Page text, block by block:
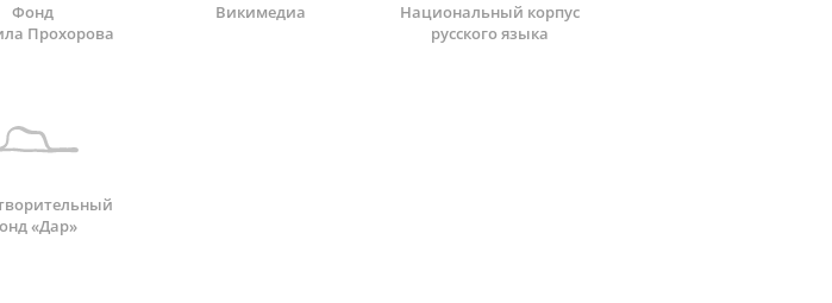
Фонд
Прохорова
Викимедиа
Национальный корпус
русского языка
«Дар»